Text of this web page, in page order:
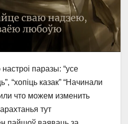
паразы: “усе
“хопіць казак” “Начинали
что можем изменить
тут